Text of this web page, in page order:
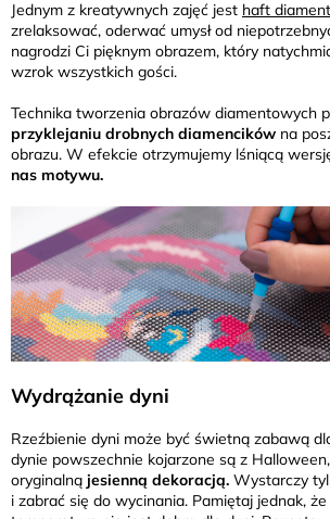
Jednym z kreatywnych zajęć jest haft
zrelaksować, oderwać umysł od
nagrodzi Ci pięknym obrazem, który
wzrok wszystkich gości.
Technika tworzenia obrazów diamentowych
przyklejaniu drobnych diamencików na
obrazu. W efekcie otrzymujemy lśniącą
nas motywu.
Wydrążanie dyni
Rzeźbienie dyni może być świetną zabawą
dynie powszechnie kojarzone są z
oryginalną jesienną dekoracją. Wystarczy
i zabrać się do wycinania. Pamiętaj jednak,